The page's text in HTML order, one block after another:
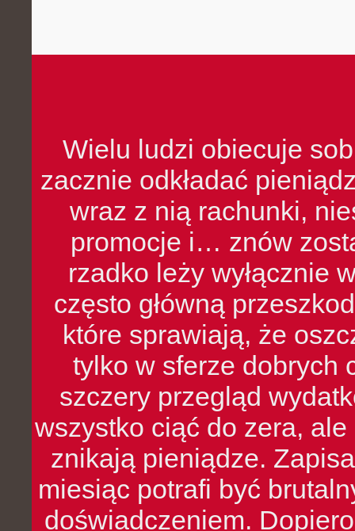
Wielu ludzi obiecuje
zacznie odkładać
wraz z nią rachunki,
promocje i… znów
rzadko leży wyłącznie
często główną
które sprawiają, że
tylko w sferze dobrych
szczery przegląd
wszystko ciąć do zera,
znikają pieniądze.
miesiąc potrafi być
doświadczeniem.